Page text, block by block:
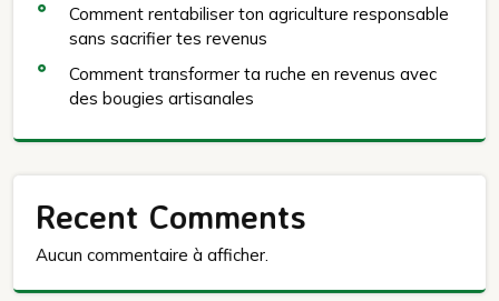
Comment rentabiliser ton agriculture responsable
sans sacrifier tes revenus
Comment transformer ta ruche en revenus avec
des bougies artisanales
Recent Comments
Aucun commentaire à afficher.